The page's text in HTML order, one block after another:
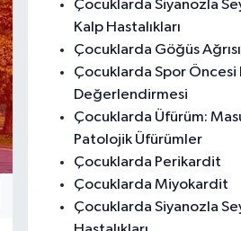
Çocuklarda Siyanozla
Kalp Hastalıkları
Çocuklarda Göğüs Ağrısı
Çocuklarda Spor Öncesi
Değerlendirmesi
Çocuklarda Üfürüm:
Patolojik Üfürümler
Çocuklarda Perikardit
Çocuklarda Miyokardit
Çocuklarda Siyanozla